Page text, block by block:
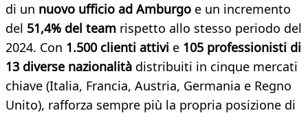
di un nuovo ufficio ad Amburgo e un incremento
del 51,4% del team rispetto allo stesso periodo del
2024. Con 1.500 clienti attivi e 105 professionisti di
13 diverse nazionalità distribuiti in cinque mercati
chiave (Italia, Francia, Austria, Germania e Regno
Unito), rafforza sempre più la propria posizione di